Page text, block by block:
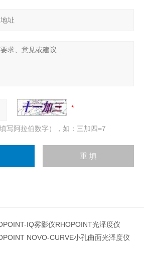
写阿拉伯数字），如：三加四=7
IQ雾影仪RHOPOINT光泽度仪
NOVO-CURVE小孔曲面光泽度仪